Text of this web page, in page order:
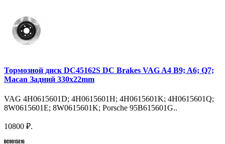
Тормозной диск DC45162S DC Brakes VAG A4 B9; A6; Q7;
Macan Задний 330x22mm
VAG 4H0615601D; 4H0615601H; 4H0615601K; 4H0615601Q;
8W0615601E; 8W0615601K; Porsche 95B615601G..
10800 ₽.